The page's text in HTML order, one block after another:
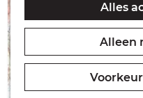
Alles
Alleen
m